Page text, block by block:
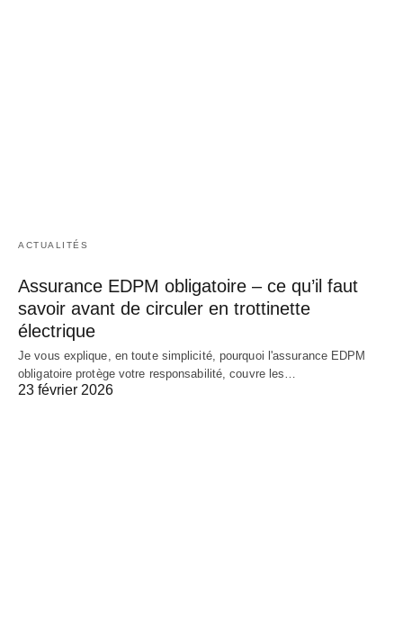
ACTUALITÉS
Assurance EDPM obligatoire – ce qu’il faut
savoir avant de circuler en trottinette
électrique
Je vous explique, en toute simplicité, pourquoi l'assurance EDPM
obligatoire protège votre responsabilité, couvre les…
23 février 2026